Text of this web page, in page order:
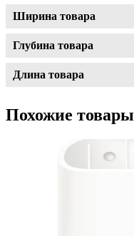
Ширина товара
Глубина товара
Длина товара
Похожие товары